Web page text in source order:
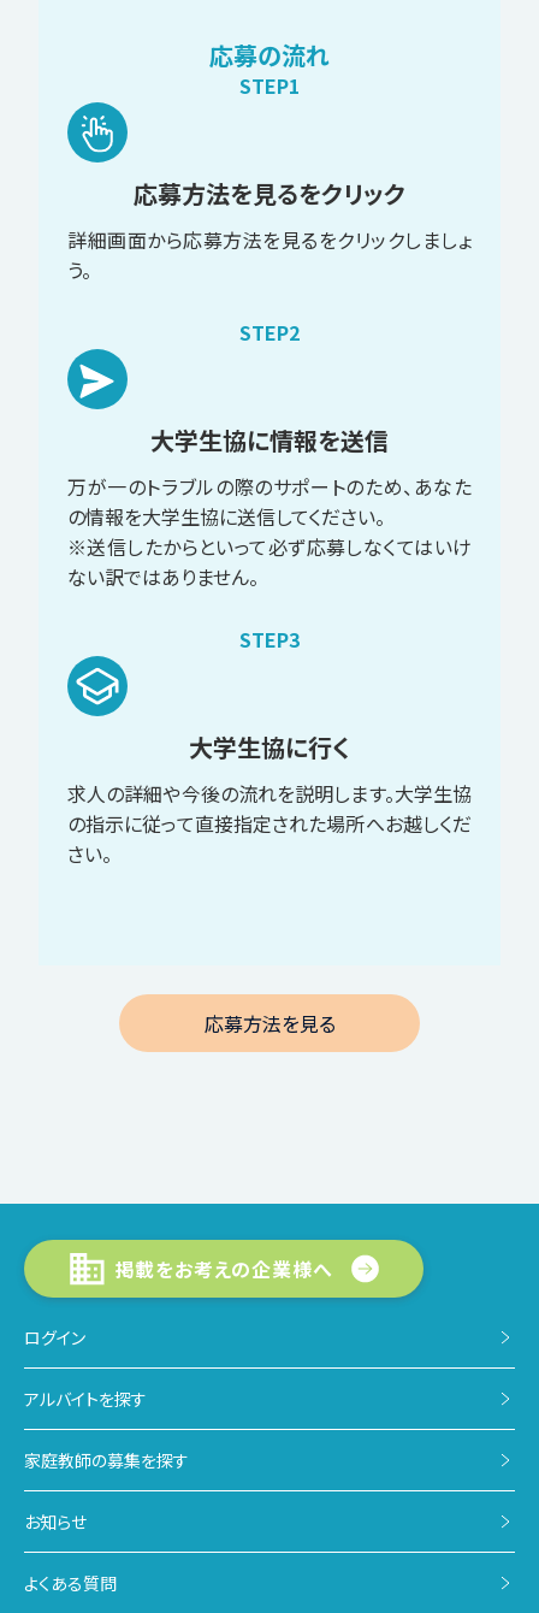
応募の流れ
STEP1
応募方法を見るをクリック
詳細画面から応募方法を見るをクリックしましょ
う。
STEP2
大学生協に情報を送信
万が一のトラブルの際のサポートのため、あなた
の情報を大学生協に送信してください。
※送信したからといって必ず応募しなくてはいけ
ない訳ではありません。
STEP3
大学生協に行く
求人の詳細や今後の流れを説明します。大学生協
の指示に従って直接指定された場所へお越しくだ
さい。
応募方法を見る
掲載をお考えの企業様へ
ログイン
アルバイトを探す
家庭教師の募集を探す
お知らせ
よくある質問